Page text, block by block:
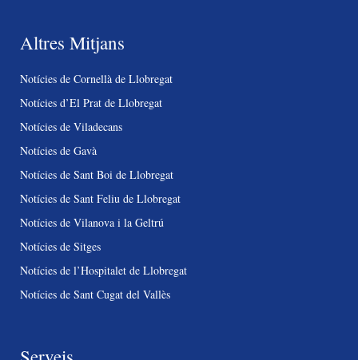
Altres Mitjans
Notícies de Cornellà de Llobregat
Notícies d’El Prat de Llobregat
Notícies de Viladecans
Notícies de Gavà
Notícies de Sant Boi de Llobregat
Notícies de Sant Feliu de Llobregat
Notícies de Vilanova i la Geltrú
Notícies de Sitges
Notícies de l’Hospitalet de Llobregat
Notícies de Sant Cugat del Vallès